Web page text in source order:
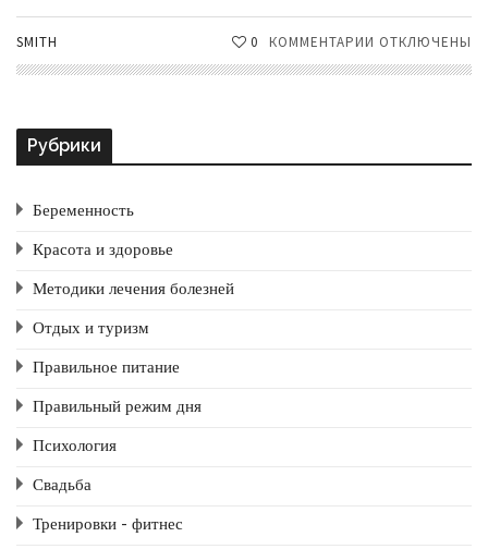
SMITH КОММЕНТАРИИ К
ЗАПИСИ
ОТКЛЮЧЕНЫ
0
Рубрики
Беременность
Красота и здоровье
Методики лечения болезней
Отдых и туризм
Правильное питание
Правильный режим дня
Психология
Свадьба
Тренировки - фитнес